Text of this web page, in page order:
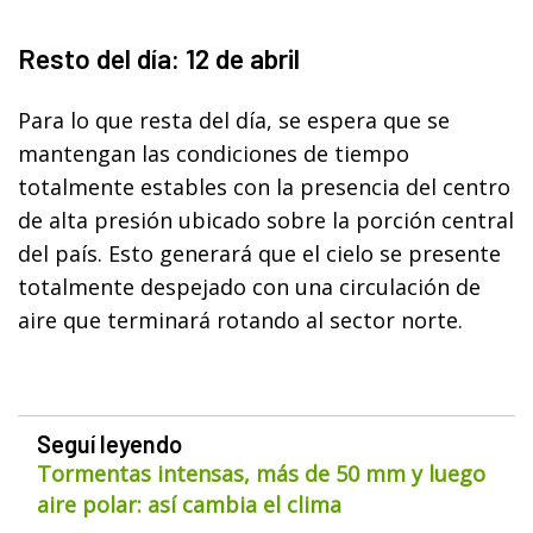
Resto del día: 12 de abril
Para lo que resta del día, se espera que se
mantengan las condiciones de tiempo
totalmente estables con la presencia del centro
de alta presión ubicado sobre la porción central
del país. Esto generará que el cielo se presente
totalmente despejado con una circulación de
aire que terminará rotando al sector norte.
Seguí leyendo
Tormentas intensas, más de 50 mm y luego
aire polar: así cambia el clima